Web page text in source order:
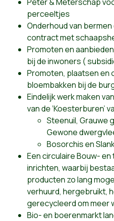
perceeltjes
Onderhoud van
contract met
Promoten en
bij de inwoners (
Promoten, plaatsen en
bloembakken bij de
Eindelijk werk maken
van de‘Koesterburen’
Steenuil, Grauwe
Gewone
Bosorchis en
Een circulaire Bouw- en
inrichten, waarbij
producten zo lang
verhuurd, hergebruikt,
gerecycleerd om meer
Bio- en boerenmarkt